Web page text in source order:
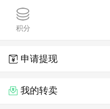
积分
申请提现
我的转卖